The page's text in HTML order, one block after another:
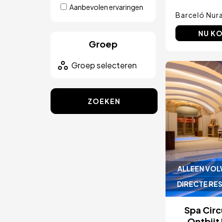
Aanbevolen ervaringen
Groep
ZOEKEN
Barceló Nura
NU
ALLEEN
DIRECTE
Spa